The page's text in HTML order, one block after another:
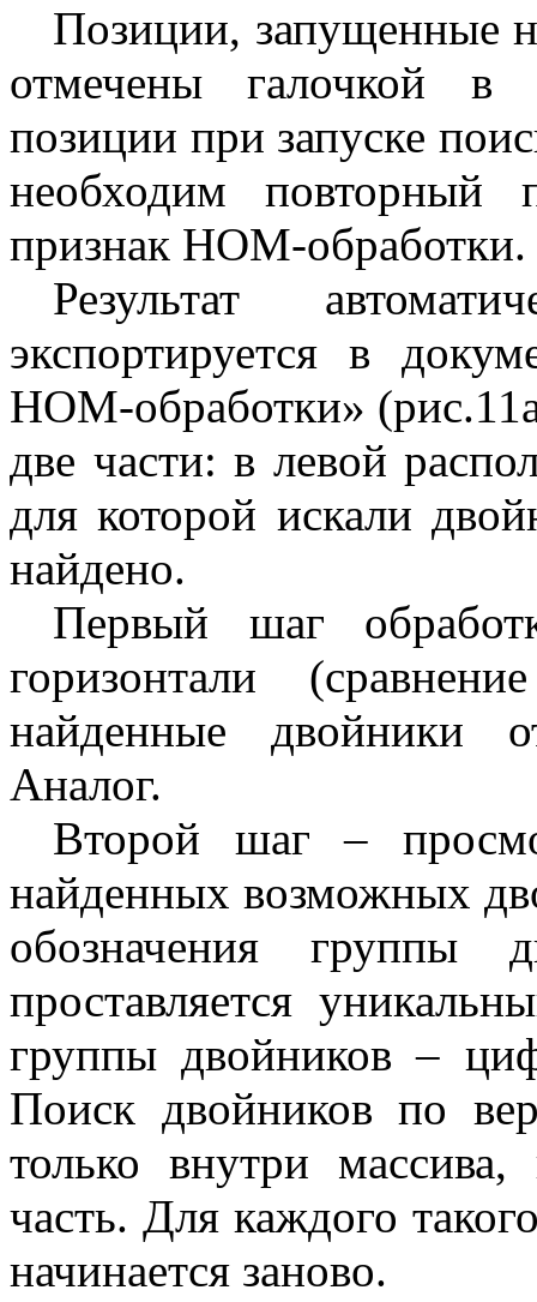
Позиции, запущенные
отмечены галочкой в
позиции при запуске
необходим
признак НОМ-обработки.
Результат
экспортируется в
НОМ-обработки»
две части: в левой
для которой искали
найдено.
Первый шаг
горизонтали
найденные двойники
Аналог.
Второй шаг –
найденных возможных
обозначения группы
проставляется
группы двойников –
Поиск двойников по
только внутри
часть. Для каждого
начинается заново.